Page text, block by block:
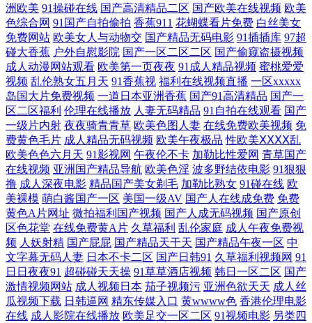
在线精品 日韩免费自拍 91热播社区 精品国产男人的天 无码视频一二三区
超碰96 伦精品一区二区三区四区五区做爱视频 亚洲第一页a∨在线 电影三
级在线免费播放 欧洲mv日 在线播放主题宾馆美女 国产精品视 日本日屄
中文字幕视频二区 国产在线啪在线啪 日韩中文字幕理论在线 97成人自拍
精品免费另类 天天干网址 俺来也网站 免费高清电影网站大全 亚洲精品特
黄在线观看 观看91 欧美日韩国产淫秽视 又粗又大又黄又 国产剧情一区二
区 日韩AV网页 1024在线 国内伊人久久久久久久网站 爽爽爽天堂在线观看
www大香蕉伊人 美女免费网站 亚洲日本在线电影 国产tp探 欧洲日韩免费
视频 原来的琪琪电影 国产人成网在 日韩传媒性爱 91白丝少妇 极品国产9
洲欧美 91操碰在线 国产高清精品二区 国产欧美在线视频 欧美
色综合网 91国产自拍偷拍 香蕉911 花蝴蝶看片免费 白丝美女
免费网站 欧美女人与动物交 国产精品无码电影 91插插库 97超
碰大香蕉 户外自慰影院 国产一区二区二区 国产偷窥盗摄视频
成人动漫网站观看 欧美第一页夜夜 91成人精品视频 蜜桃爱爱
视频 乱伦熟女五月天 91香蕉视 福利在线视频直播 一区xxxxx
岛国大片免费视频 一道日本亚洲香蕉 国产91高清精品 国产一
区二区福利 伦理在线播放 人妻无码精品 91自拍在线观看 国产
一级片内射 夜夜骑青青草 欧美色图人妻 在线免费欧美视频 免
费黄色毛片 成人精品无码视频 欧美午夜极品 性欧美ⅩⅩⅩⅩ乱
欧美色色六月天 91影视网 午夜伦不卡 加勒比性爱网 青草国产
在线视频 亚洲国产精品导航 欧美色淫 波多野结依电影 91狠狠
撸 成人深夜电影 精品国产美女剃毛 加勒比熟女 91碰在线 欧
美裸模 萌白酱国产一区 美国一级AV 国产人在线成免费 免费
黄色A片网址 微拍福利国产视频 国产人成无码视频 国产原创
区色花堂 在线免费黄A片 久草福利 乱伦家庭 成人午夜免费视
频 人妖射精 国产屁屁 国产精品天干天 国产精品午夜一区 中
文字幕无码人妻 日本不卡二区 国产日韩91 久草福利视频网 91
日日夜夜91 超碰碰天天操 91草草酒店视频 韩日一区二区 国产
激情视频网站 成人视频日本 茄子视频污 亚洲色欲天天 成人丝
瓜视频下载 日韩逼网 精东传媒入口 黄wwww色 香港伦理电影
在线 成人影院在线播放 欧美足交一区二区 91视频电影 另类四